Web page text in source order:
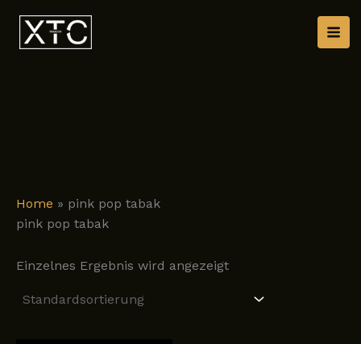
Inhalt
springen
Home » pink pop tabak
pink pop tabak
Einzelnes Ergebnis wird angezeigt